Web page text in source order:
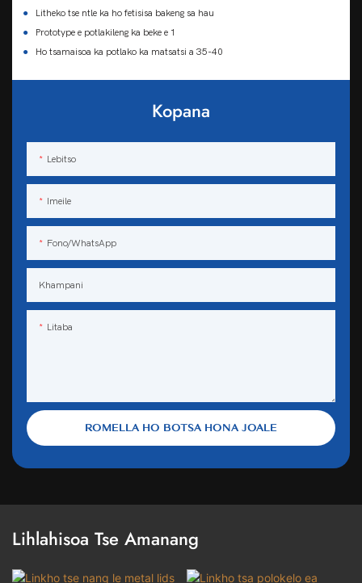
●
Litheko tse ntle ka ho fetisisa bakeng sa hau
●
Prototype e potlakileng ka beke e 1
●
Ho tsamaisoa ka potlako ka matsatsi a 35-40
Kopana
Lebitso
Imeile
Fono/WhatsApp
Khampani
Litaba
ROMELLA HO BOTSA HONA JOALE
Lihlahisoa Tse Amanang